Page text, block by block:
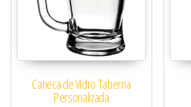
Caneca de Vidro Taberna
Personalizada